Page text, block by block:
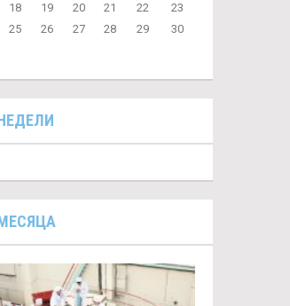
18 19 20 21 22
23
25 26 27 28 29
30